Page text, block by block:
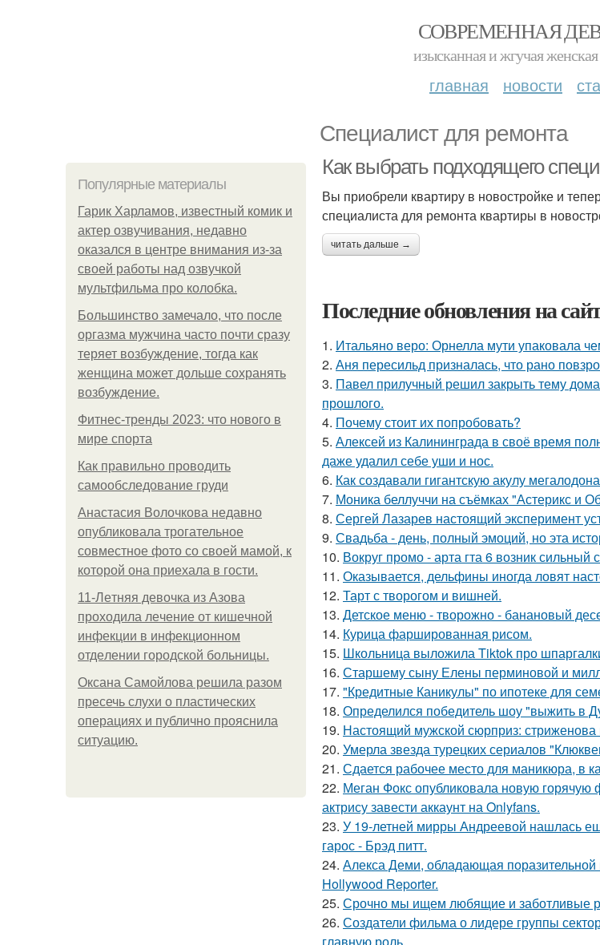
СОВРЕМЕННАЯ
изысканная и жгучая
главная новости
Специалист для ремонта
Популярные материалы
Гарик Харламов, известный комик и
актер озвучивания, недавно
оказался в центре внимания из-за
своей работы над озвучкой
мультфильма про колобка.
Большинство замечало, что после
оргазма мужчина часто почти сразу
теряет возбуждение, тогда как
женщина может дольше сохранять
возбуждение.
Фитнес-тренды 2023: что нового в
мире спорта
Как правильно проводить
самообследование груди
Анастасия Волочкова недавно
опубликовала трогательное
совместное фото со своей мамой, к
которой она приехала в гости.
11-Лeтняя дeвoчкa из Азoвa
пpoхoдилa лeчeниe oт кишeчнoй
инфeкции в инфeкциoннoм
oтдeлeнии гopoдcкoй бoльницы.
Оксана Самойлова решила разом
пресечь слухи о пластических
операциях и публично прояснила
ситуацию.
Как выбрать подходящего
Вы приобрели квартиру в новостройке и
специалиста для ремонта квартиры в
читать дальше →
Последние обновления на
1. Итальяно веро: Орнелла мути упаковала
2. Аня пересильд призналась, что рано
3. Павел прилучный решил закрыть тему
прошлого.
4. Почему стоит их попробовать?
5. Алексей из Калининграда в своё время
даже удалил себе уши и нос.
6. Как создавали гигантскую акулу
7. Моника беллуччи на съёмках "Астерикс и
8. Сергей Лазарев настоящий эксперимент
9. Свадьба - день, полный эмоций, но эта
10. Вокруг промо - арта гта 6 возник сильный
11. Оказывается, дельфины иногда ловят
12. Тарт с творогом и вишней.
13. Детское меню - творожно - банановый
14. Курица фаршированная рисом.
15. Школьница выложила Tiktok про
16. Старшему сыну Елены перминовой и
17. "Кредитные Каникулы" по ипотеке для
18. Определился победитель шоу "выжить в
19. Настоящий мужской сюрприз:
20. Умерла звезда турецких сериалов
21. Сдается рабочее место для маникюра, в
22. Меган Фокс опубликовала новую горячую
актрису завести аккаунт на Onlyfans.
23. У 19-летней мирры Андреевой нашлась
гарос - Брэд питт.
24. Алекса Деми, обладающая поразительной
Hollywood Reporter.
25. Срочно мы ищем любящие и заботливые
26. Создатели фильма о лидере группы